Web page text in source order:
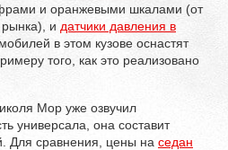
и оранжевыми шкалами (от
рынка), и датчики давления в
в этом кузове оснастят
того, как это реализовано
Мор уже озвучил
универсала, она составит
Для сравнения, цены на седан